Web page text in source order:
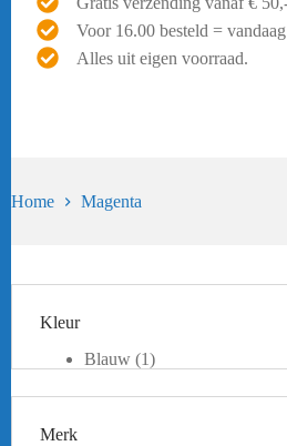
Voor 16.00 besteld =
Alles uit eigen voorraad.
Home Magenta
Kleur
Blauw (1)
Oranje (1)
Merk